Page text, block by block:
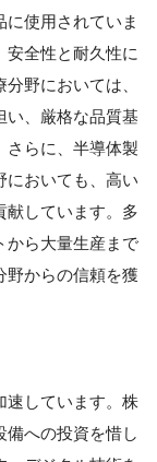
使用されていま
安全性と耐久性に
野においては、
い、厳格な品質基
さらに、半導体製
においても、高い
献しています。多
から大量生産まで
野からの信頼を獲
速しています。株
備への投資を惜し